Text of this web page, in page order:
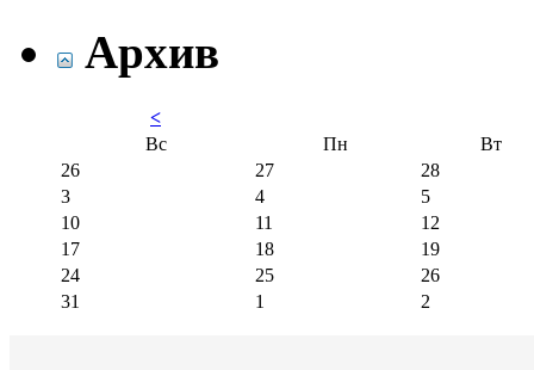
Архив
<
Вс
Пн
Вт
26
27
28
3
4
5
10
11
12
17
18
19
24
25
26
31
1 2